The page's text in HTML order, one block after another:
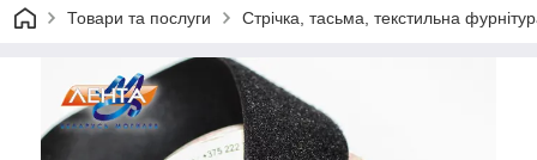
Товари та послуги Стрічка, тасьма, текстильна